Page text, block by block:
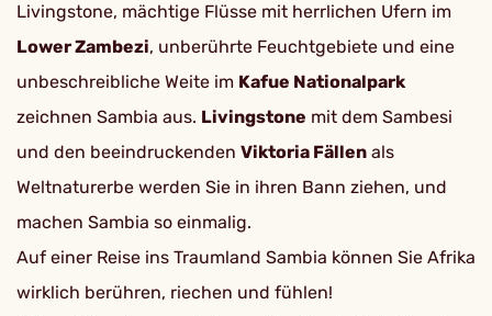
Livingstone, mächtige Flüsse mit herrlichen Ufern im
Lower Zambezi, unberührte Feuchtgebiete und eine
unbeschreibliche Weite im Kafue Nationalpark
zeichnen Sambia aus. Livingstone mit dem Sambesi
und den beeindruckenden Viktoria Fällen als
Weltnaturerbe werden Sie in ihren Bann ziehen, und
machen Sambia so einmalig.
Auf einer Reise ins Traumland Sambia können Sie Afrika
wirklich berühren, riechen und fühlen!